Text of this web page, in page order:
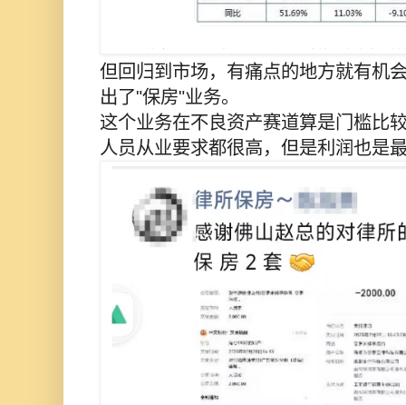
但回归到市场，有痛点的地方就有机
出了"保房"业务。
这个业务在不良资产赛道算是门槛比
人员从业要求都很高，但是利润也是